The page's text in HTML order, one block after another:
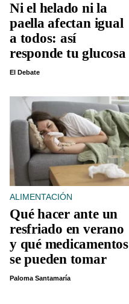
Ni el helado ni la
paella afectan igual
a todos: así
responde tu glucosa
El Debate
ALIMENTACIÓN
Qué hacer ante un
resfriado en verano
y qué medicamentos
se pueden tomar
Paloma Santamaría